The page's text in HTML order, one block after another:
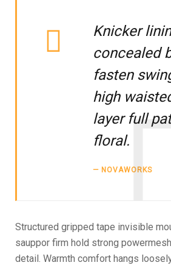
Knicker
concealed
fasten
high
layer full
floral.
NOVAWORKS
Structured gripped tape invisible
sauppor firm hold strong
detail. Warmth comfort hangs